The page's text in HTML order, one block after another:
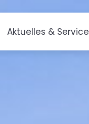
Aktuelles & Service